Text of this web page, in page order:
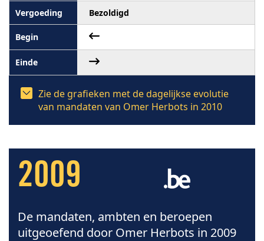
Bezoldigd
Zie de grafieken met de dagelijkse evolutie
van mandaten van Omer Herbots in 2010
2009
De mandaten, ambten en beroepen
uitgeoefend door Omer Herbots in 2009